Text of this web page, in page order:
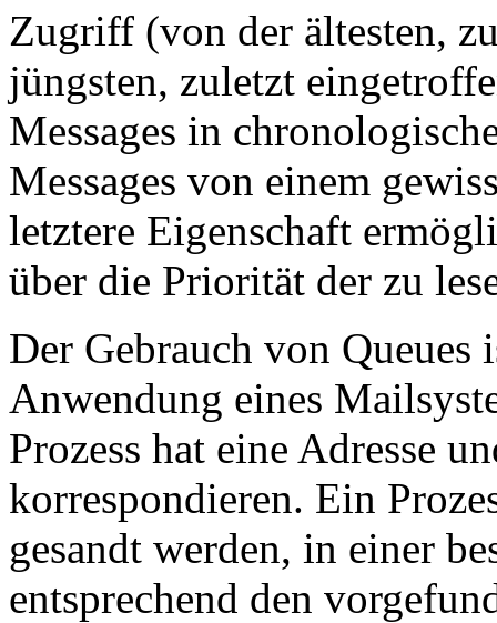
Zugriff (von der ältesten,
jüngsten, zuletzt
Messages in
Messages von einem
letztere Eigenschaft
über die Priorität der zu
Der Gebrauch von Queues
Anwendung eines
Prozess hat eine Adresse
korrespondieren. Ein
gesandt werden, in einer
entsprechend den